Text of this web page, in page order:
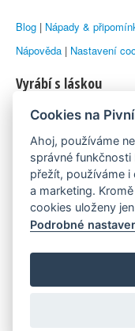
Blog | Nápady &
Nápověda | Nastavení
Vyrábí s láskou
© 2010–2026 byLukáš
Máme rádi
Pivní.info
Poznámka pod čarou
Pivní deníček je
konkrétním pivovarem
reprezentovat názory
Cookies na
Ahoj, používáme
správné
přežít, používáme
a marketing.
cookies uloženy
Podrobné